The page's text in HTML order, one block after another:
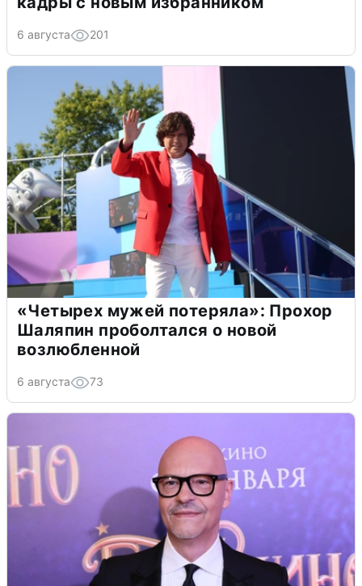
6 августа 201
«Четырех мужей потеряла»: Прохор
Шаляпин проболтался о новой
возлюбленной
6 августа 73